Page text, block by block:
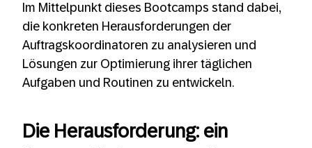
Im Mittelpunkt dieses Bootcamps stand dabei,
die konkreten Herausforderungen der
Auftragskoordinatoren zu analysieren und
Lösungen zur Optimierung ihrer täglichen
Aufgaben und Routinen zu entwickeln.
Die Herausforderung: ein